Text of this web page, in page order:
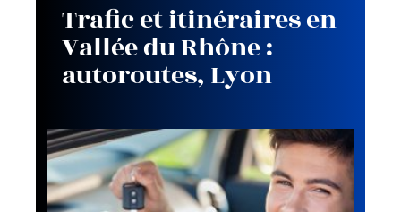
Trafic et itinéraires en
Vallée du Rhône :
autoroutes, Lyon